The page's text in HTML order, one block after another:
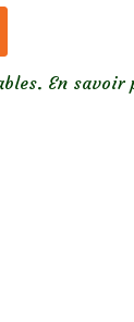
En savoir